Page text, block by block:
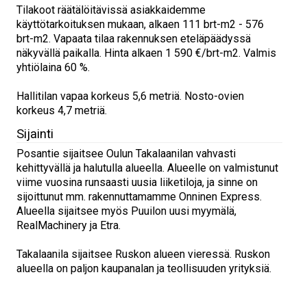
Tilakoot räätälöitävissä asiakkaidemme
käyttötarkoituksen mukaan, alkaen 111 brt-m2 - 576
brt-m2. Vapaata tilaa rakennuksen eteläpäädyssä
näkyvällä paikalla. Hinta alkaen 1 590 €/brt-m2. Valmis
yhtiölaina 60 %.
Hallitilan vapaa korkeus 5,6 metriä. Nosto-ovien
korkeus 4,7 metriä.
Sijainti
Posantie sijaitsee Oulun Takalaanilan vahvasti
kehittyvällä ja halutulla alueella. Alueelle on valmistunut
viime vuosina runsaasti uusia liiketiloja, ja sinne on
sijoittunut mm. rakennuttamamme Onninen Express.
Alueella sijaitsee myös Puuilon uusi myymälä,
RealMachinery ja Etra.
Takalaanila sijaitsee Ruskon alueen vieressä. Ruskon
alueella on paljon kaupanalan ja teollisuuden yrityksiä.